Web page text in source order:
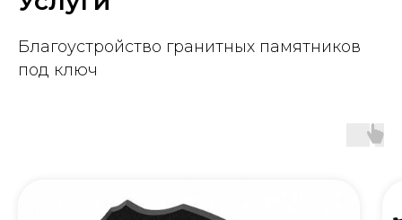
Благоустройство гранитных памятников
под ключ